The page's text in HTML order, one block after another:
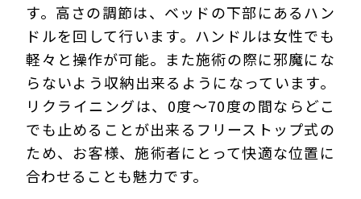
す。高さの調節は、ベッドの下部にあるハン
ドルを回して行います。ハンドルは女性でも
軽々と操作が可能。また施術の際に邪魔にな
らないよう収納出来るようになっています。
リクライニングは、0度～70度の間ならどこ
でも止めることが出来るフリーストップ式の
ため、お客様、施術者にとって快適な位置に
合わせることも魅力です。